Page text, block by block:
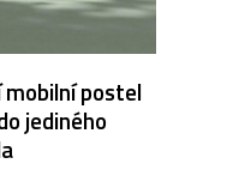
mobilní postel
jediného